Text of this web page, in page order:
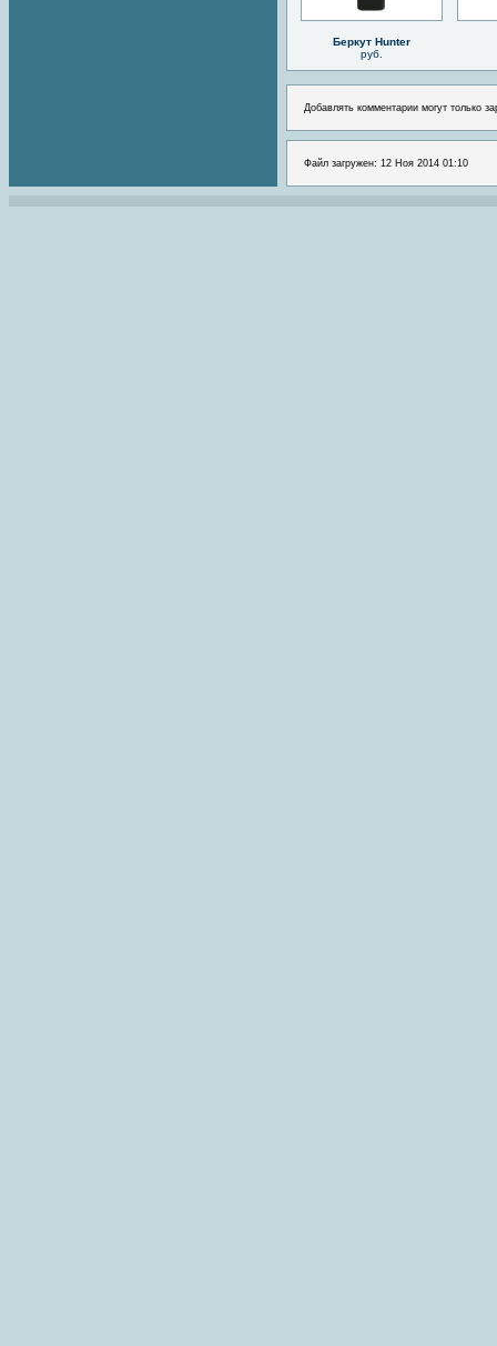
Беркут Hunter
руб.
Добавлять комментарии могут только
Файл загружен: 12 Ноя 2014 01:10